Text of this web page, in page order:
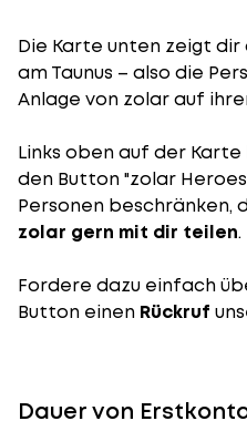
Die Karte unten zeigt
am Taunus – also die
Anlage von zolar auf
Links oben auf der
den Button "zolar
Personen beschränken,
zolar gern mit dir teilen.
Fordere dazu einfach
Button einen Rückruf
Dauer von